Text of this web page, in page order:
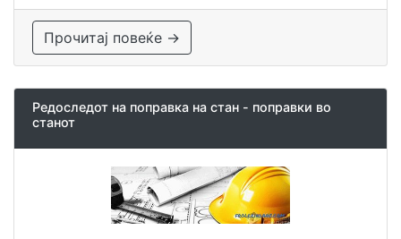
Прочитај повеќе →
Редоследот на поправка на стан - поправки во
станот